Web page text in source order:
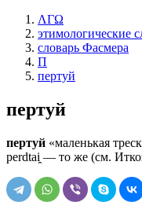
ΛΓΩ
этимологические
словарь Фасмера
П
пертуй
пертуй
пертуй «маленькая
perdtai̯ — то же (см.